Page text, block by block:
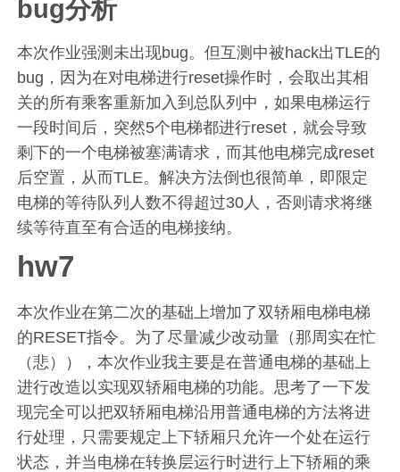
bug分析
本次作业强测未出现bug。但互测中被hack出TLE的
bug，因为在对电梯进行reset操作时，会取出其相
关的所有乘客重新加入到总队列中，如果电梯运行
一段时间后，突然5个电梯都进行reset，就会导致
剩下的一个电梯被塞满请求，而其他电梯完成reset
后空置，从而TLE。解决方法倒也很简单，即限定
电梯的等待队列人数不得超过30人，否则请求将继
续等待直至有合适的电梯接纳。
hw7
本次作业在第二次的基础上增加了双轿厢电梯电梯
的RESET指令。为了尽量减少改动量（那周实在忙
（悲）），本次作业我主要是在普通电梯的基础上
进行改造以实现双轿厢电梯的功能。思考了一下发
现完全可以把双轿厢电梯沿用普通电梯的方法将进
行处理，只需要规定上下轿厢只允许一个处在运行
状态，并当电梯在转换层运行时进行上下轿厢的乘